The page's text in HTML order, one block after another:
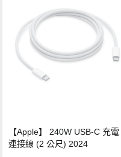
【Apple】 240W USB-C 充電
連接線 (2 公尺) 2024